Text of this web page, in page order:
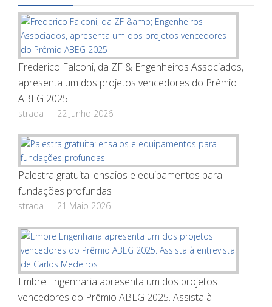
Frederico Falconi, da ZF & Engenheiros Associados,
apresenta um dos projetos vencedores do Prêmio
ABEG 2025
strada 22 Junho 2026
Palestra gratuita: ensaios e equipamentos para
fundações profundas
strada 21 Maio 2026
Embre Engenharia apresenta um dos projetos
vencedores do Prêmio ABEG 2025. Assista à